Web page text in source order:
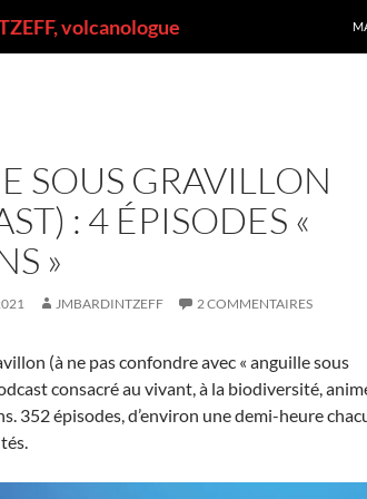
volcanologue
SOUS GRAVILLON
: 4 ÉPISODES «
»
JMBARDINTZEFF 2 COMMENTAIRES
(à ne pas confondre avec « anguille sous
consacré au vivant, à la biodiversité,
352 épisodes, d’environ une demi-heure